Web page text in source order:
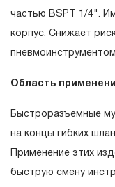
частью BSPT 1/4".
корпус. Снижает
Область
Быстроразъемные
на концы гибких
Применение этих
быструю смену
Понятие
себя признание